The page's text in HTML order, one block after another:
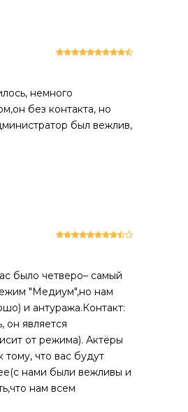
немного
без контакта, но
был вежлив,
было четверо– самый
"Медиум",но нам
и антуража.Контакт:
он является
от режима). Актёры
тому, что вас будут
нами были вежливы и
нам всем